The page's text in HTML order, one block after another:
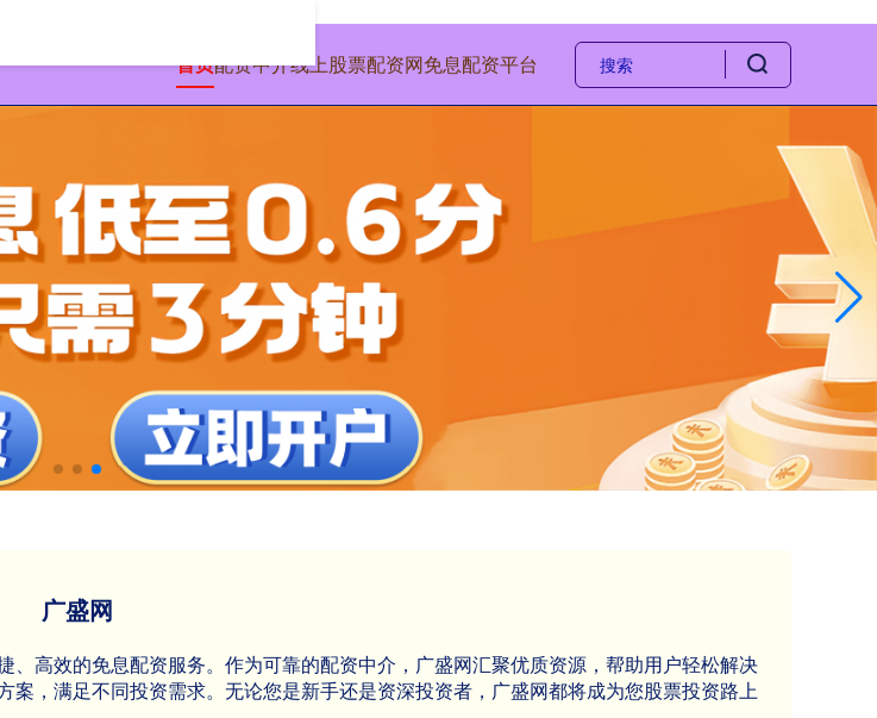
首页配资中介线上股票配资网免息配资平台
广盛网
高效的免息配资服务。作为可靠的配资中介，广盛网汇聚优质资源，帮助用户轻松解决
，满足不同投资需求。无论您是新手还是资深投资者，广盛网都将成为您股票投资路上